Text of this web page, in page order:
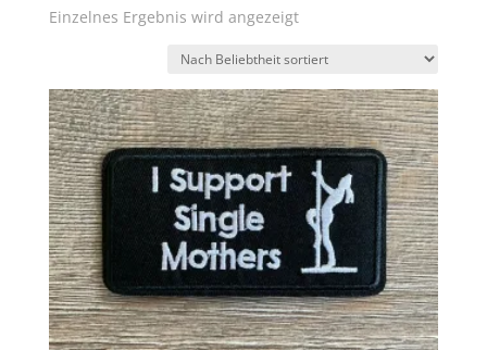
Einzelnes Ergebnis wird angezeigt